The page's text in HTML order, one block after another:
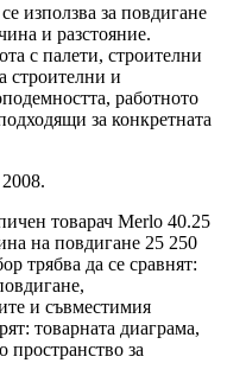
се използва за повдигане
и разстояние.
с палети, строителни
строителни и
работното
за конкретната
товарач Merlo 40.25
на повдигане 25 250
трябва да се сравнят:
и съвместимия
товарната диаграма,
пространство за